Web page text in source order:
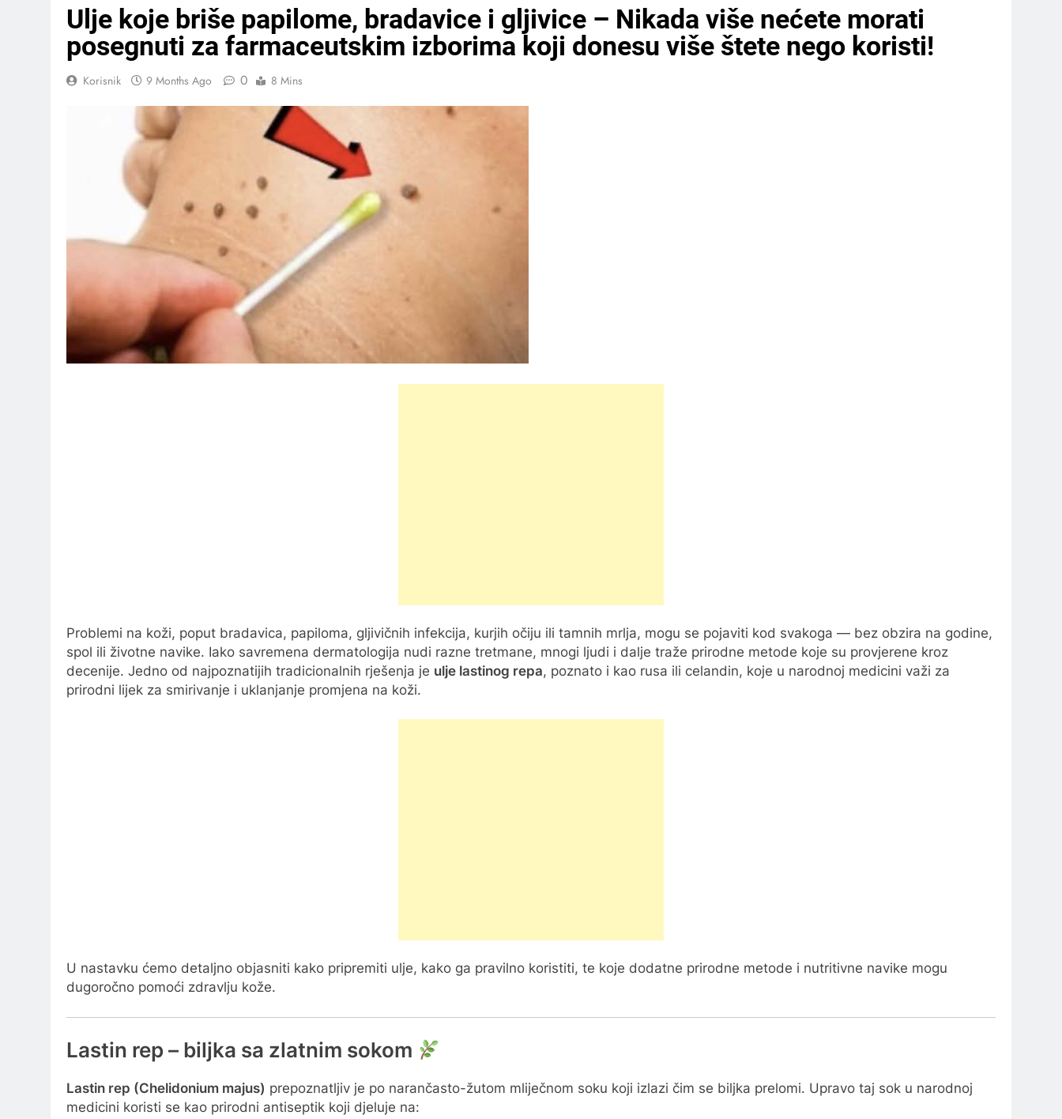
Ulje koje briše papilome, bradavice i gljivice – Nikada više nećete morati
posegnuti za farmaceutskim izborima koji donesu više štete nego koristi!
Korisnik 9 Months Ago 0 8 Mins
Problemi na koži, poput bradavica, papiloma, gljivičnih infekcija, kurjih očiju ili tamnih mrlja, mogu se pojaviti kod svakoga — bez obzira na godine,
spol ili životne navike. Iako savremena dermatologija nudi razne tretmane, mnogi ljudi i dalje traže prirodne metode koje su provjerene kroz
decenije. Jedno od najpoznatijih tradicionalnih rješenja je ulje lastinog repa, poznato i kao rusa ili celandin, koje u narodnoj medicini važi za
prirodni lijek za smirivanje i uklanjanje promjena na koži.
U nastavku ćemo detaljno objasniti kako pripremiti ulje, kako ga pravilno koristiti, te koje dodatne prirodne metode i nutritivne navike mogu
dugoročno pomoći zdravlju kože.
Lastin rep – biljka sa zlatnim sokom
Lastin rep (Chelidonium majus) prepoznatljiv je po narančasto-žutom mliječnom soku koji izlazi čim se biljka prelomi. Upravo taj sok u narodnoj
medicini koristi se kao prirodni antiseptik koji djeluje na: